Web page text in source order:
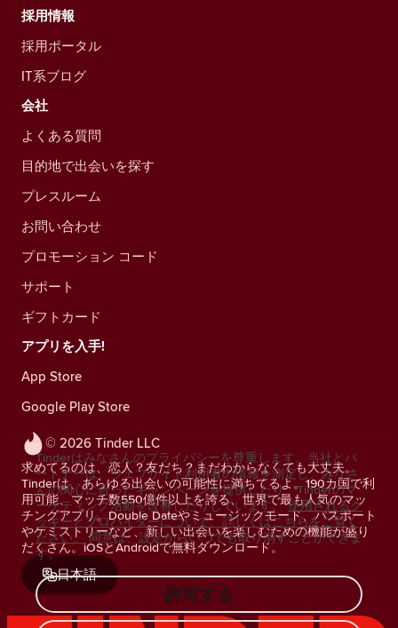
© 2026 Tinder LLC
求めてるのは、恋人？友だち？まだわからなくても大丈夫。
Tinderは、あらゆる出会いの可能性に満ちてるよ。190カ国で利
用可能、マッチ数550億件以上を誇る、世界で最も人気のマッ
チングアプリ。Double Dateやミュージックモード、パスポート
やケミストリーなど、新しい出会いを楽しむための機能が盛り
だくさん。iOSとAndroidで無料ダウンロード。
日本語
採用情報
採用ポータル
IT系ブログ
会社
よくある質問
目的地で出会いを探す
プレスルーム
お問い合わせ
プロモーション コード
サポート
ギフトカード
アプリを入手!
App Store
Google Play Store
Tinderはみなさんのプライバシーを尊重します。当社とパ
ートナーは、ウェブサイト利用者の情報を測定し、みなさ
んの関心に合ったキャンペーンを提供したり、Tinderのマ
ーケティング活動を改善したりしています。 使用されるク
ッキーとプロバイダーについて、詳しくはこちらをご覧く
ださい。 同意は、設定からいつでも取り消すことができま
す。
許可する